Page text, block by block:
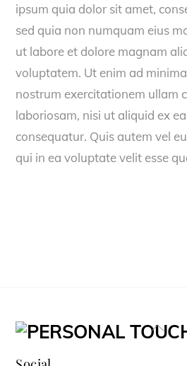
ipsum quia dolor sit amet,
sed quia non numquam eius
ut labore et dolore magnam
voluptatem. Ut enim ad
nostrum exercitationem ullam
laboriosam, nisi ut aliquid ex
consequatur. Quis autem vel
qui in ea voluptate velit esse
Back